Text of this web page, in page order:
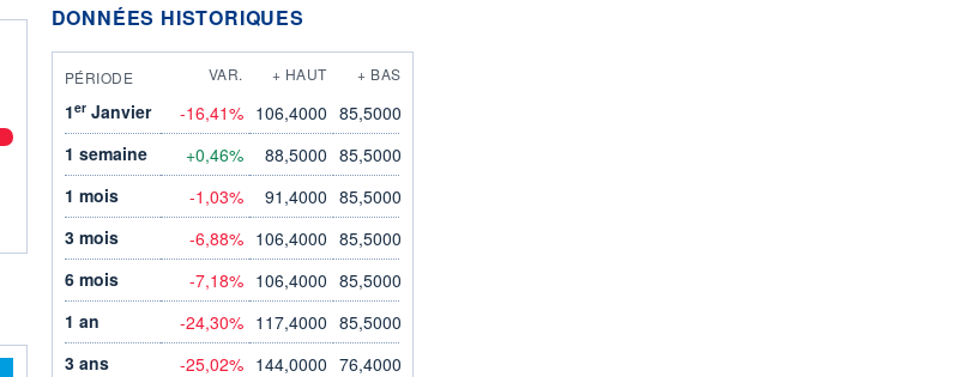
DONNÉES HISTORIQUES
PÉRIODE VAR. + HAUT + BAS
1erJanvier -16,41% 106,4000 85,5000
1 semaine
+0,46% 88,5000 85,5000
1 mois
-1,03% 91,4000 85,5000
3 mois
-6,88% 106,4000 85,5000
6 mois
-7,18% 106,4000 85,5000
1 an
-24,30% 117,4000 85,5000
3 ans
-25,02% 144,0000 76,4000